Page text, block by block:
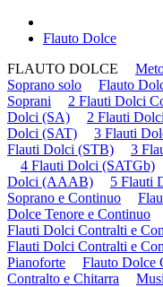
Flauto Dolce
FLAUTO DOLCE
Soprano solo
Flauto
Soprani
2 Flauti Dolci
Dolci (SA)
2 Flauti
Dolci (SAT)
3 Flauti
Flauti Dolci (STB)
3
4 Flauti Dolci (SATGb)
Dolci (AAAB)
5 Flauti
Soprano e Continuo
Dolce Tenore e Continuo
Flauti Dolci Contralti e
Flauti Dolci Contralti e
Pianoforte
Flauto Dolce
Contralto e Chitarra